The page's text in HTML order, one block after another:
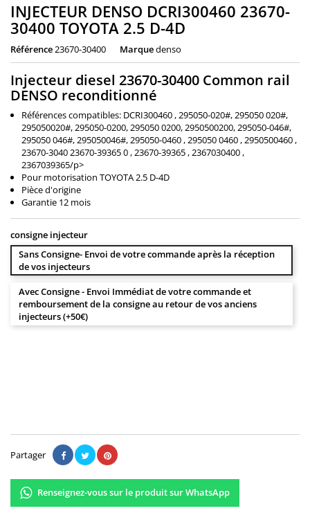
INJECTEUR DENSO DCRI300460 23670-
30400 TOYOTA 2.5 D-4D
Référence23670-30400 Marquedenso
Injecteur diesel 23670-30400 Common rail
DENSO reconditionné
Références compatibles: DCRI300460 , 295050-020#, 295050 020#,
295050020#, 295050-0200, 295050 0200, 2950500200, 295050-046#,
295050 046#, 295050046#, 295050-0460 , 295050 0460 , 2950500460 ,
23670-3040 23670-39365 0 , 23670-39365 , 2367030400 ,
2367039365/p>
Pour motorisation TOYOTA 2.5 D-4D
Pièce d'origine
Garantie 12 mois
consigne injecteur
Sans Consigne- Envoi de votre commande après la réception
de vos injecteurs
Avec Consigne - Envoi Immédiat de votre commande et
remboursement de la consigne au retour de vos anciens
injecteurs (+50€)
Partager
Renseignez-vous sur le produit sur WhatsApp